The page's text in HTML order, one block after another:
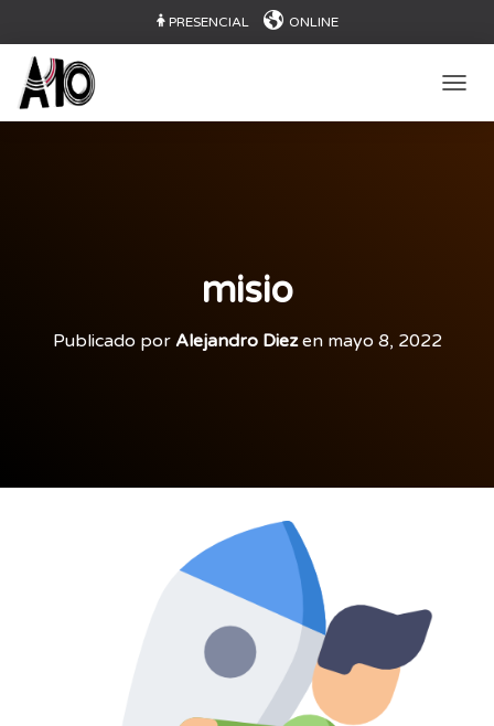
PRESENCIAL ONLINE
misio
Publicado por Alejandro Diezen mayo 8, 2022